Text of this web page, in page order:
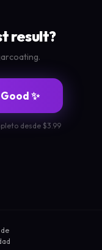
result?
✨
desde $3.99